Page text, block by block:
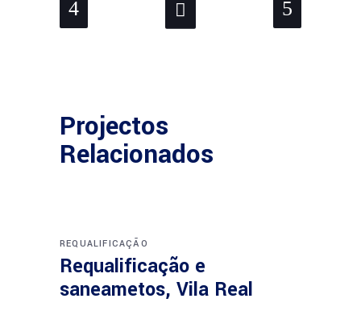
Projectos
Relacionados
REQUALIFICAÇÃO
Requalificação e
saneametos, Vila Real